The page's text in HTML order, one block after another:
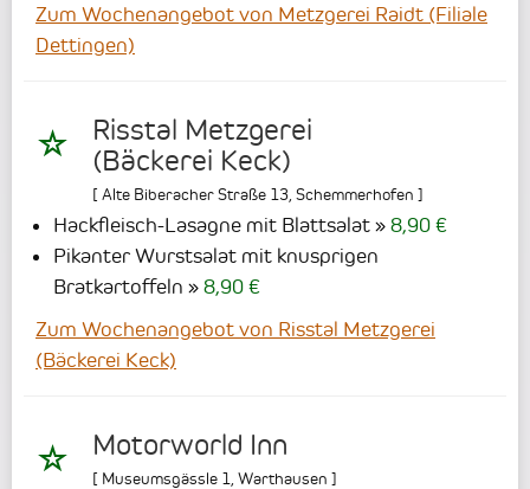
Zum Wochenangebot von Metzgerei Raidt (Filiale
Dettingen)
Risstal Metzgerei
(Bäckerei Keck)
[ Alte Biberacher Straße 13 Schemmerhofen ]
Hackfleisch-Lasagne mit Blattsalat
8,90 €
Pikanter Wurstsalat mit knusprigen
Bratkartoffeln
8,90 €
Zum Wochenangebot von Risstal Metzgerei
(Bäckerei Keck)
Motorworld Inn
[ Museumsgässle 1 Warthausen ]